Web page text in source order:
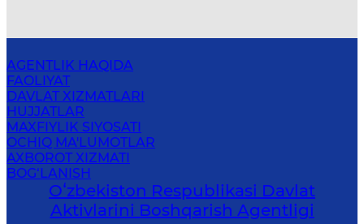
AGENTLIK HAQIDA
FAOLIYAT
DAVLAT XIZMATLARI
HUJJATLAR
MAXFIYLIK SIYOSATI
OCHIQ MA'LUMOTLAR
AXBOROT XIZMATI
BOG‘LANISH
Oʻzbekiston Respublikasi Davlat
Aktivlarini Boshqarish Agentligi